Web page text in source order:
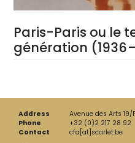
Paris-Paris ou le
génération (1936
Address
Avenue des Arts 19/
Phone
+32 (0)2 217 28 92
Contact
cfa[at]scarlet.be